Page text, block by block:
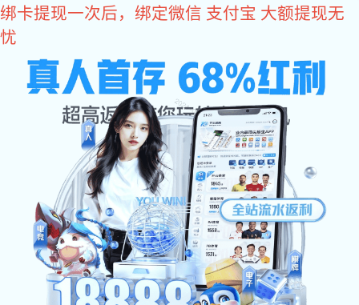
yy易游体育
yy易游体育厂家为您提供专业的
鸿振输送带
HONGZHEN CONVEYOR BELT
一站式输送带解
与时俱进为客户提供满意yy
网站yy易游体育 公司简介 PVC输送带 PU输送带
您当前位置：yy易游体育>yy易游体育:yy易游体育 中心>